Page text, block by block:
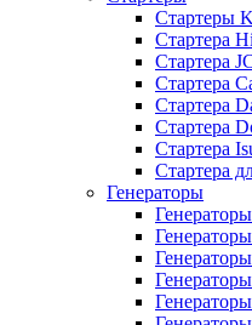
Стартеры
Стартера
Стартера
Стартера
Стартера
Стартера
Стартера
Стартера
Генераторы